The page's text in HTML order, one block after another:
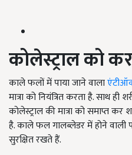
कोलेस्ट्राल को
काले फलों में पाया जाने वाला
मात्रा को नियंत्रित करता है. साथ
कोलेस्ट्राल की मात्रा को समाप्त
है. काले फल गालब्लेडर में होने वाली
सुरक्षित रखते हैं.